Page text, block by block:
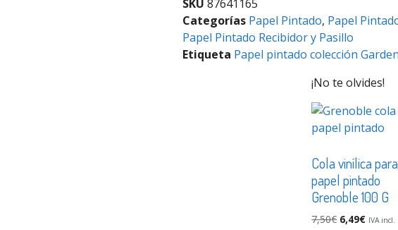
SKU 87641165
Categorías Papel Pintado, Papel
Papel Pintado Recibidor y Pasillo
Etiqueta Papel pintado colección
¡No te olvides!
Cola vinílica para
papel pintado
Grenoble 100 G
7,50€ 6,49€ IVA incl.